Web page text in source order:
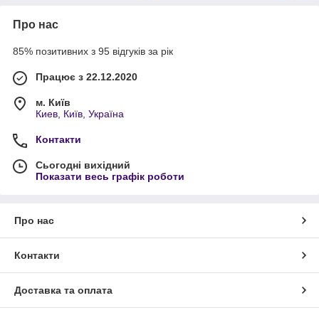
Про нас
85% позитивних з 95 відгуків за рік
Працює з 22.12.2020
м. Київ
Киев, Київ, Україна
Контакти
Сьогодні вихідний
Показати весь графік роботи
Про нас
Контакти
Доставка та оплата